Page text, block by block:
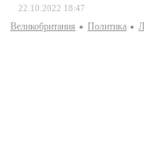
22.10.2022 18:47
Великобритания Политика